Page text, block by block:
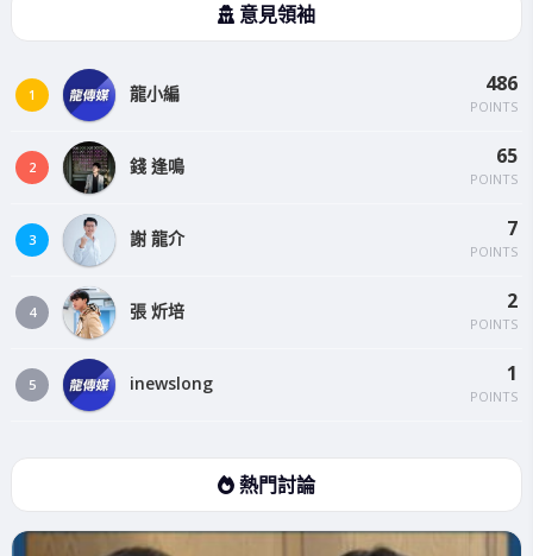
意見領袖
1 龍小編 486
POINTS
2 錢 逢鳴 65
POINTS
3 謝 龍介 7
POINTS
4 張 炘培 2
POINTS
5 inewslong 1
POINTS
熱門討論